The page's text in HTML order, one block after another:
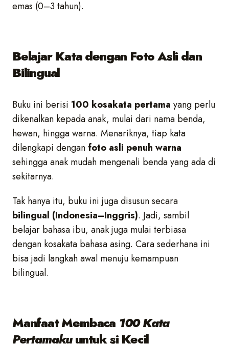
emas (0–3 tahun).
Belajar Kata dengan Foto Asli dan
Bilingual
Buku ini berisi 100 kosakata pertama yang perlu
dikenalkan kepada anak, mulai dari nama benda,
hewan, hingga warna. Menariknya, tiap kata
dilengkapi dengan foto asli penuh warna
sehingga anak mudah mengenali benda yang ada di
sekitarnya.
Tak hanya itu, buku ini juga disusun secara
bilingual (Indonesia–Inggris). Jadi, sambil
belajar bahasa ibu, anak juga mulai terbiasa
dengan kosakata bahasa asing. Cara sederhana ini
bisa jadi langkah awal menuju kemampuan
bilingual.
Manfaat Membaca 100 Kata
Pertamakuuntuk si Kecil